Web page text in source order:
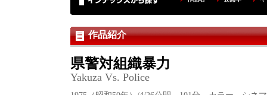
作品紹介
県警対組織暴力
Yakuza Vs. Police